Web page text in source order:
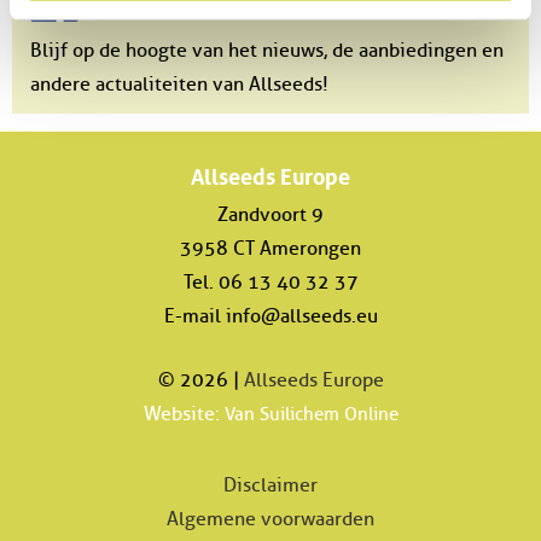
Blijf op de hoogte van het nieuws, de aanbiedingen en
andere actualiteiten van Allseeds!
Allseeds Europe
Zandvoort 9
3958 CT Amerongen
Tel. 06 13 40 32 37
E-mail info@allseeds.eu
© 2026 | Allseeds Europe
Website: Van Suilichem Online
Disclaimer
Algemene voorwaarden